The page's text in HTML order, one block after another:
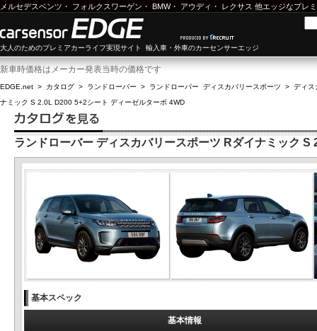
メルセデスベンツ ・ フォルクスワーゲン ・ BMW・ アウディ ・ レクサス 他エッジなプレ
大人のためのプレミアカーライフ実現サイト 輸入車・外車のカーセンサーエッジ
新車時価格はメーカー発表当時の価格です
EDGE.net > カタログ > ランドローバー > ランドローバー ディスカバリースポーツ > ディス
ナミック S 2.0L D200 5+2シート ディーゼルターボ 4WD
ランドローバー ディスカバリースポーツ Rダイナミック
基本スペック
基本情報